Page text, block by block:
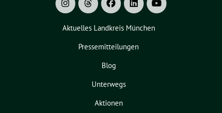
Aktuelles Landkreis München
Pressemitteilungen
Blog
Unterwegs
Aktionen